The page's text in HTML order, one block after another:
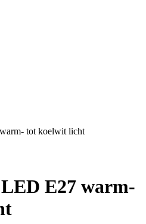
tot koelwit licht
E27 warm-